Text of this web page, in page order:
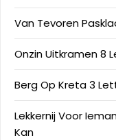
Van Tevoren
Onzin Uitkramen 8
Berg Op Kreta 3
Lekkernij Voor
Kan